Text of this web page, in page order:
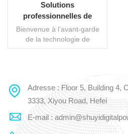
Solutions
professionnelles de
contrôle climatique pour
armoires de
télécommunications
Bienvenue à l’avant-garde
de la technologie de
climatisation des armoires
pour offrir une protection
inégalée à vos équipements
critiques déployés dans des
environnements extérieurs.
En mettant l'accent sur la
LIRE LA SUITE
Adresse : Floor 5, Building 4,
3333, Xiyou Road, Hefei
E-mail :